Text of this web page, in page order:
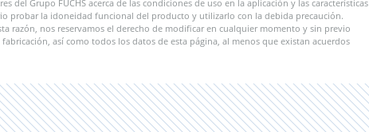
del Grupo FUCHS acerca de las condiciones de uso en la aplicación y las características
probar la idoneidad funcional del producto y utilizarlo con la debida precaución.
razón, nos reservamos el derecho de modificar en cualquier momento y sin previo
así como todos los datos de esta página, al menos que existan acuerdos